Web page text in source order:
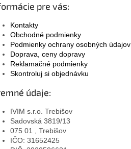
pre vás:
Kontakty
Obchodné podmienky
Podmienky ochrany osobných údajov
Doprava, ceny dopravy
Reklamačné podmienky
Skontroluj si objednávku
údaje:
IVIM s.r.o. Trebišov
Sadovská 3819/13
075 01 , Trebišov
IČO: 31652425